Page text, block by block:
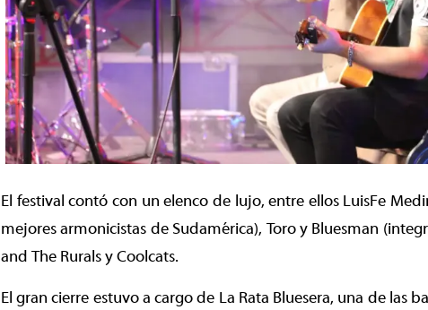
El festival contó con un elenco de lujo, entre ellos LuisFe
mejores armonicistas de Sudamérica), Toro y Bluesman
and The Rurals y Coolcats.
El gran cierre estuvo a cargo de La Rata Bluesera, una de las